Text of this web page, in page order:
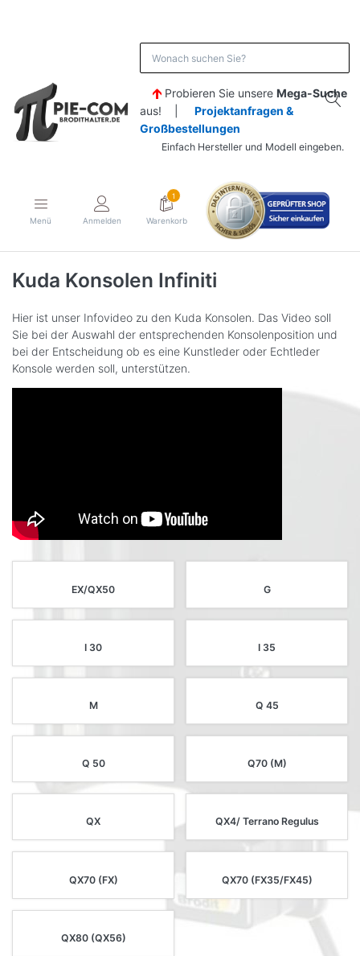
Probieren Sie unsere Mega-Suche
aus! | Projektanfragen &
Großbestellungen
Einfach Hersteller und Modell eingeben.
Menü Anmelden
1
Warenkorb
Kuda Konsolen Infiniti
Hier ist unser Infovideo zu den Kuda Konsolen. Das Video soll
Sie bei der Auswahl der entsprechenden Konsolenposition und
bei der Entscheidung ob es eine Kunstleder oder Echtleder
Konsole werden soll, unterstützen.
EX/QX50 G
I 30 I 35
M Q 45
Q 50 Q70 (M)
QX QX4/ Terrano Regulus
QX70 (FX) QX70 (FX35/FX45)
QX80 (QX56)